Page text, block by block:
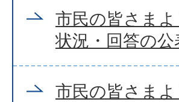
市民の皆さま
状況・回答の
市民の皆さま